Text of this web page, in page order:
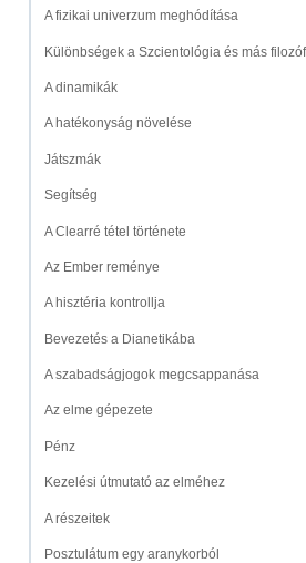
A fizikai univerzum meghódítása
Különbségek a Szcientológia és más
A dinamikák
A hatékonyság növelése
Játszmák
Segítség
A Clearré tétel története
Az Ember reménye
A hisztéria kontrollja
Bevezetés a Dianetikába
A szabadságjogok megcsappanása
Az elme gépezete
Pénz
Kezelési útmutató az elméhez
A részeitek
Posztulátum egy aranykorból